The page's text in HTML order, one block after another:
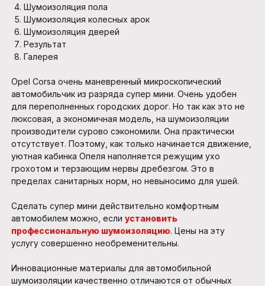
Шумоизоляция пола
Шумоизоляция колесных арок
Шумоизоляция дверей
Результат
Галерея
Opel Corsa очень маневренный микроскопический
автомобильчик из разряда супер мини. Очень удобен
для переполненных городских дорог. Но так как это не
люксовая, а экономичная модель, на шумоизоляции
производители сурово сэкономили. Она практически
отсутствует. Поэтому, как только начинается движение,
уютная кабинка Опеля наполняется режущим ухо
грохотом и терзающим нервы дребезгом. Это в
пределах санитарных норм, но невыносимо для ушей.
Сделать супер мини действительно комфортным
автомобилем можно, если установить
профессиональную шумоизоляцию. Цены на эту
услугу совершенно необременительны.
Инновационные материалы для автомобильной
шумоизоляции качественно отличаются от обычных